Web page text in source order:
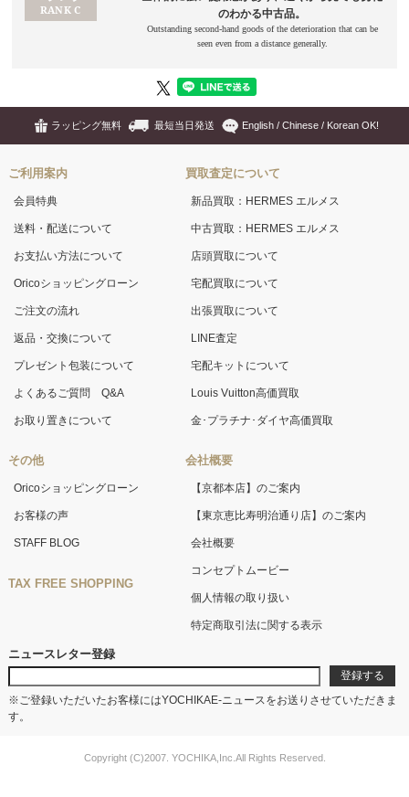
ラッピング無料 最短当日発送 English / Chinese / Korean OK!
ご利用案内
会員特典
送料・配送について
お支払い方法について
Oricoショッピングローン
ご注文の流れ
返品・交換について
プレゼント包装について
よくあるご質問 Q&A
お取り置きについて
その他
Oricoショッピングローン
お客様の声
STAFF BLOG
TAX FREE SHOPPING
買取査定について
新品買取：HERMES エルメス
中古買取：HERMES エルメス
店頭買取について
宅配買取について
出張買取について
LINE査定
宅配キットについて
Louis Vuitton高価買取
金･プラチナ･ダイヤ高価買取
会社概要
【京都本店】のご案内
【東京恵比寿明治通り店】のご案内
会社概要
コンセプトムービー
個人情報の取り扱い
特定商取引法に関する表示
ニュースレター登録
※ご登録いただいたお客様にはYOCHIKAE-ニュースをお送りさせていただきま
す。
Copyright (C)2007. YOCHIKA,Inc.All Rights Reserved.